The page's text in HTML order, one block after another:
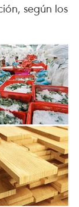
según los